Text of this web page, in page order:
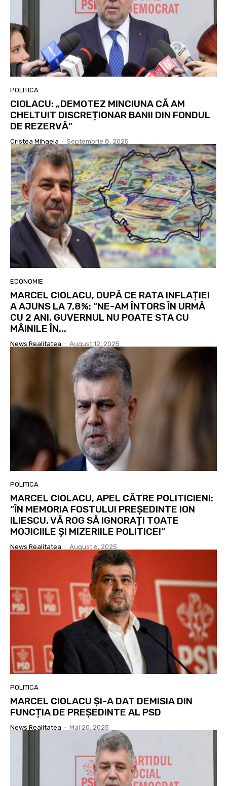
POLITICA
CIOLACU: „DEMOTEZ MINCIUNA CĂ AM
CHELTUIT DISCREȚIONAR BANII DIN FONDUL
DE REZERVĂ”
Cristea Mihaela - Septembrie 8, 2025
ECONOMIE
MARCEL CIOLACU, DUPĂ CE RATA INFLAȚIEI
A AJUNS LA 7,8%: ”NE-AM ÎNTORS ÎN URMĂ
CU 2 ANI. GUVERNUL NU POATE STA CU
MÂINILE ÎN...
News Realitatea - August 12, 2025
POLITICA
MARCEL CIOLACU, APEL CĂTRE POLITICIENI:
”ÎN MEMORIA FOSTULUI PREȘEDINTE ION
ILIESCU, VĂ ROG SĂ IGNORAȚI TOATE
MOJICIILE ȘI MIZERIILE POLITICE!”
News Realitatea - August 6, 2025
POLITICA
MARCEL CIOLACU ȘI-A DAT DEMISIA DIN
FUNCȚIA DE PREȘEDINTE AL PSD
News Realitatea - Mai 20, 2025